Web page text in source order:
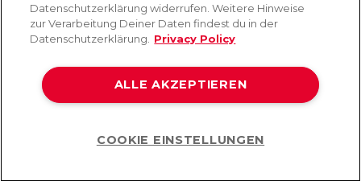
MARKEN
SERVICE
©2026 Lovehoney Group Switzerland AG. Alle Rechte vorbehalten
Datenschutzerklärung widerrufen. Weitere Hinweise
zur Verarbeitung Deiner Daten findest du in der
Datenschutzerklärung.
Privacy Policy
ALLE AKZEPTIEREN
COOKIE EINSTELLUNGEN